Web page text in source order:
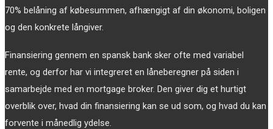
70% belåning af købesummen, afhængigt af din økonomi, boligen
og den konkrete långiver.
Finansiering gennem en spansk bank sker ofte med variabel
rente, og derfor har vi integreret en låneberegner på siden i
samarbejde med en mortgage broker. Den giver dig et hurtigt
overblik over, hvad din finansiering kan se ud som, og hvad du kan
forvente i månedlig ydelse.